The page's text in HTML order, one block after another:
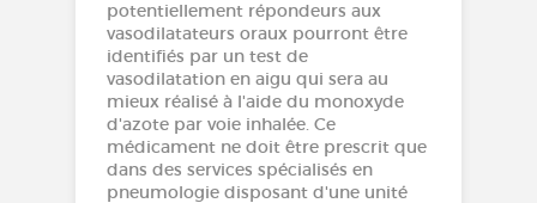
potentiellement répondeurs aux
vasodilatateurs oraux pourront être
identifiés par un test de
vasodilatation en aigu qui sera au
mieux réalisé à l'aide du monoxyde
d'azote par voie inhalée. Ce
médicament ne doit être prescrit que
dans des services spécialisés en
pneumologie disposant d'une unité